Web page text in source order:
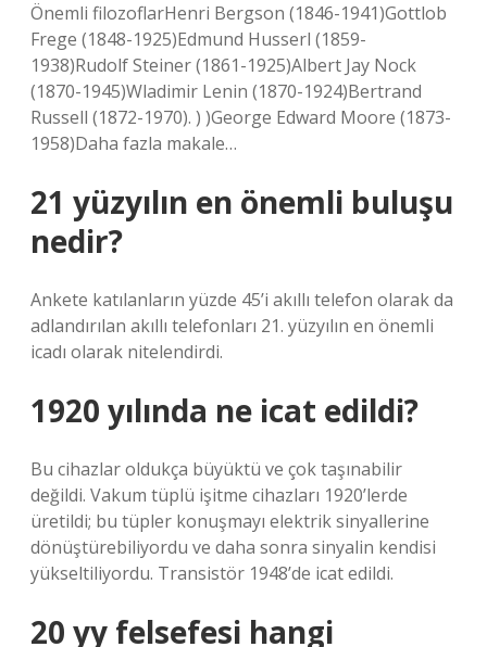
Önemli filozoflarHenri Bergson (1846-1941)Gottlob
Frege (1848-1925)Edmund Husserl (1859-
1938)Rudolf Steiner (1861-1925)Albert Jay Nock
(1870-1945)Wladimir Lenin (1870-1924)Bertrand
Russell (1872-1970). ) )George Edward Moore (1873-
1958)Daha fazla makale…
21 yüzyılın en önemli buluşu
nedir?
Ankete katılanların yüzde 45’i akıllı telefon olarak da
adlandırılan akıllı telefonları 21. yüzyılın en önemli
icadı olarak nitelendirdi.
1920 yılında ne icat edildi?
Bu cihazlar oldukça büyüktü ve çok taşınabilir
değildi. Vakum tüplü işitme cihazları 1920’lerde
üretildi; bu tüpler konuşmayı elektrik sinyallerine
dönüştürebiliyordu ve daha sonra sinyalin kendisi
yükseltiliyordu. Transistör 1948’de icat edildi.
20 yy felsefesi hangi